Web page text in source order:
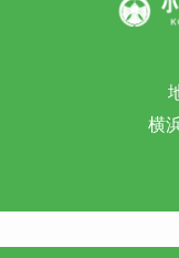
横